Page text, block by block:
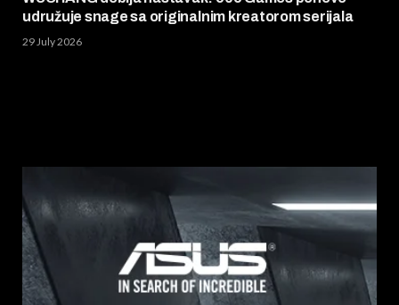
udružuje snage sa originalnim kreatorom serijala
29 July 2026